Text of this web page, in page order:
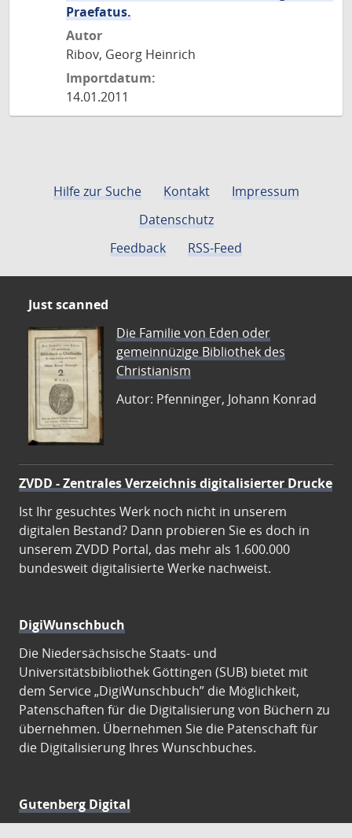
Praefatus.
Autor
Ribov, Georg Heinrich
Importdatum:
14.01.2011
Hilfe zur Suche Kontakt
Impressum
Datenschutz
Feedback
RSS-Feed
Just scanned
Die Familie von Eden oder
gemeinnüzige Bibliothek des
Christianism
Autor: Pfenninger, Johann Konrad
ZVDD - Zentrales Verzeichnis digitalisierter Drucke
Ist Ihr gesuchtes Werk noch nicht in unserem
digitalen Bestand? Dann probieren Sie es doch in
unserem ZVDD Portal, das mehr als 1.600.000
bundesweit digitalisierte Werke nachweist.
DigiWunschbuch
Die Niedersächsische Staats- und
Universitätsbibliothek Göttingen (SUB) bietet mit
dem Service „DigiWunschbuch” die Möglichkeit,
Patenschaften für die Digitalisierung von Büchern zu
übernehmen. Übernehmen Sie die Patenschaft für
die Digitalisierung Ihres Wunschbuches.
Gutenberg Digital